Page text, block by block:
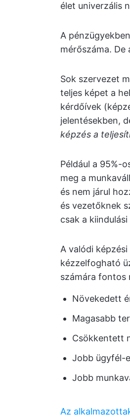
élet univerzális
A
mérőszáma.
Sok szervezet
teljes képet a
kérdőívek
jelentésekben,
képzés a
Például a 95%-
meg a
és nem járul
és vezetőknek
csak a
A valódi
kézzelfogható
számára
Növekedett
Magasabb
Csökkentett
Jobb ügyfél-
Jobb
Az